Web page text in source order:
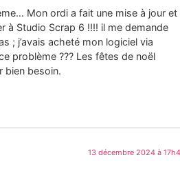
Mon ordi a fait une mise à jour et
à Studio Scrap 6 !!!! il me demande
; j’avais acheté mon logiciel via
problème ??? Les fêtes de noël
bien besoin.
13 décembre 2024 à